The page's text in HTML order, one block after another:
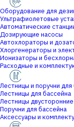
Оборудование для
Ультрафиолетовые
Автоматические
Дозирующие насосы
Автохлораторы и
Хлоргенераторы и
Ионизаторы и
Расходные и
Лестницы и поручни для
Лестницы для бассейна
Лестницы
Поручни для бассейна
Аксессуары и